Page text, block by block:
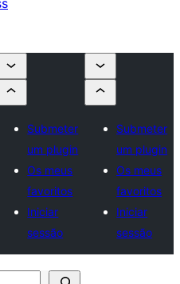
Submeter
um plugin
Os meus
favoritos
Iniciar
sessão
Submeter
um plugin
Os meus
favoritos
Iniciar
sessão